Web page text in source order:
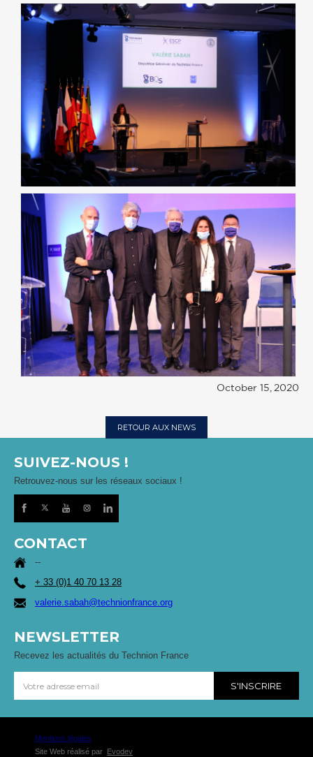
October 15, 2020
RETOUR AUX NEWS
SUIVEZ-NOUS !
Retrouvez-nous sur les réseaux sociaux !
CONTACT
--
+ 33 (0)1 40 70 13 28
valerie.sabah@technionfrance.org
NEWSLETTER
Recevez les actualités du Technion France
Mentions légales
Site Web réalisé par Evodev